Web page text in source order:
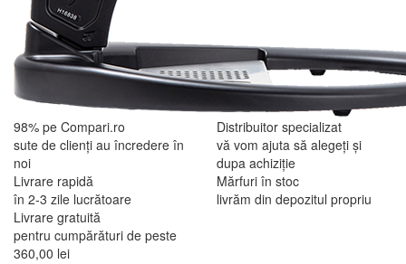
98% pe Compari.ro
sute de clienți au încredere în
noi
Distribuitor specializat
vă vom ajuta să alegeți și
dupa achiziție
Livrare rapidă
în 2-3 zile lucrătoare
Mărfuri în stoc
livrăm din depozitul propriu
Livrare gratuită
pentru cumpărături de peste
360,00 lei